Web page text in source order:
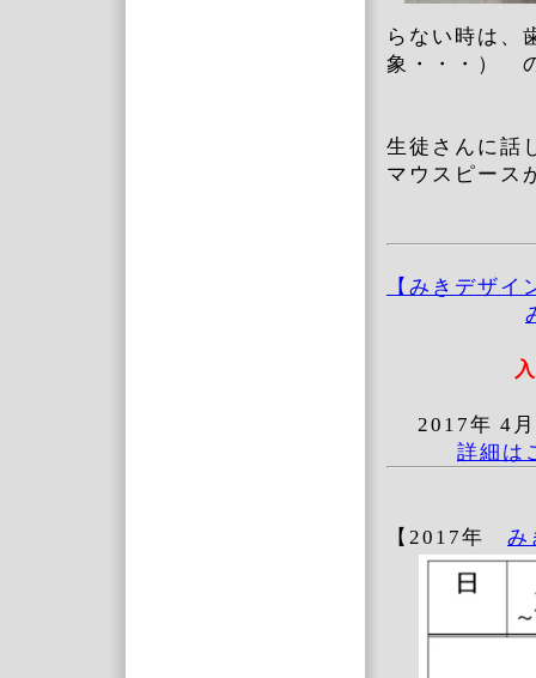
らない時は、
象・・・）
生徒さんに話
マウスピース
【みきデザ
2017年 4
詳細は
【2017年 み